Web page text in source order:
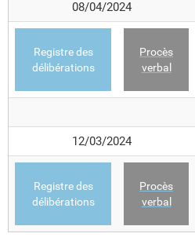
08/04/2024
Registre des
délibérations
Procès
verbal
12/03/2024
Registre des
délibérations
Procès
verbal